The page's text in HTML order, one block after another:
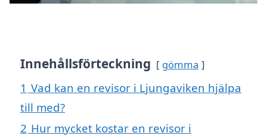
Innehållsförteckning gömma
1 Vad kan en revisor i Ljungaviken hjälpa
till med?
2 Hur mycket kostar en revisor i